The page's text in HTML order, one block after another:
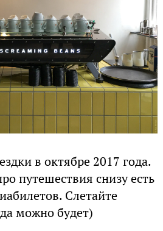
в октябре 2017 года.
путешествия снизу есть
Слетайте
можно будет)